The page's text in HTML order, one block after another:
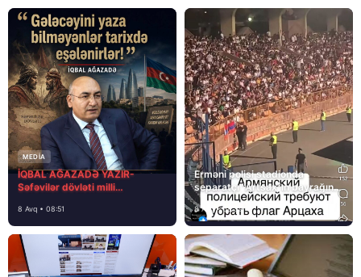
MEDİA
İQBAL AĞAZADƏ YAZIR-
Səfəvilər dövləti milli
8 Avq • 08:51
Erməni polisi stadionda
separatçı “Artsax”ın bayrağını
müsadirə etdi və…
8 Avq • 08:39